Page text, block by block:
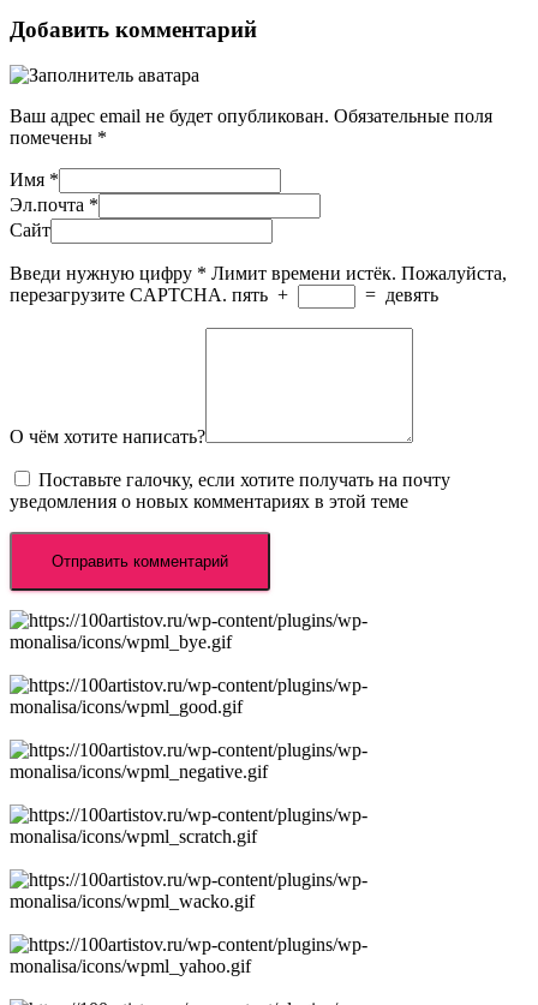
Добавить комментарий
Ваш адрес email не будет опубликован. Обязательные поля
помечены *
Имя *
Эл.почта *
Сайт
Введи нужную цифру * Лимит времени истёк. Пожалуйста,
перезагрузите CAPTCHA. пять + = девять
О чём хотите написать?
Поставьте галочку, если хотите получать на почту
уведомления о новых комментариях в этой теме